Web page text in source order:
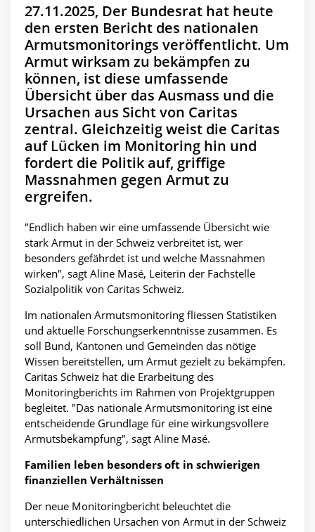
27.11.2025, Der Bundesrat hat heute
den ersten Bericht des nationalen
Armutsmonitorings veröffentlicht. Um
Armut wirksam zu bekämpfen zu
können, ist diese umfassende
Übersicht über das Ausmass und die
Ursachen aus Sicht von Caritas
zentral. Gleichzeitig weist die Caritas
auf Lücken im Monitoring hin und
fordert die Politik auf, griffige
Massnahmen gegen Armut zu
ergreifen.
"Endlich haben wir eine umfassende Übersicht wie
stark Armut in der Schweiz verbreitet ist, wer
besonders gefährdet ist und welche Massnahmen
wirken", sagt Aline Masé, Leiterin der Fachstelle
Sozialpolitik von Caritas Schweiz.
Im nationalen Armutsmonitoring fliessen Statistiken
und aktuelle Forschungserkenntnisse zusammen. Es
soll Bund, Kantonen und Gemeinden das nötige
Wissen bereitstellen, um Armut gezielt zu bekämpfen.
Caritas Schweiz hat die Erarbeitung des
Monitoringberichts im Rahmen von Projektgruppen
begleitet. "Das nationale Armutsmonitoring ist eine
entscheidende Grundlage für eine wirkungsvollere
Armutsbekämpfung", sagt Aline Masé.
Familien leben besonders oft in schwierigen
finanziellen Verhältnissen
Der neue Monitoringbericht beleuchtet die
unterschiedlichen Ursachen von Armut in der Schweiz